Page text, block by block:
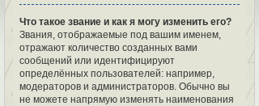
Что такое звание и как я могу изменить его?
Звания, отображаемые под вашим именем,
отражают количество созданных вами
сообщений или идентифицируют
определённых пользователей: например,
модераторов и администраторов. Обычно вы
не можете напрямую изменять наименования